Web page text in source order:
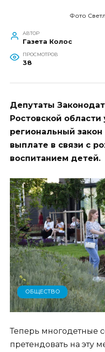
Фото
АВТОР
Газета Колос
ПРОСМОТРОВ
38
Депутаты
Ростовской
региональный
выплате в связи с
воспитанием детей.
ОБЩЕСТВО
Теперь многодетные
претендовать на эту